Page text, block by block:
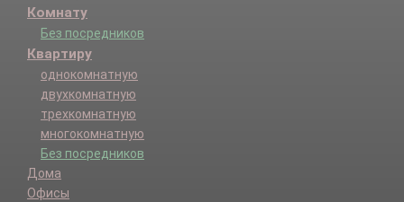
Комнату
Без посредников
Квартиру
однокомнатную
двухкомнатную
трехкомнатную
многокомнатную
Без посредников
Дома
Офисы